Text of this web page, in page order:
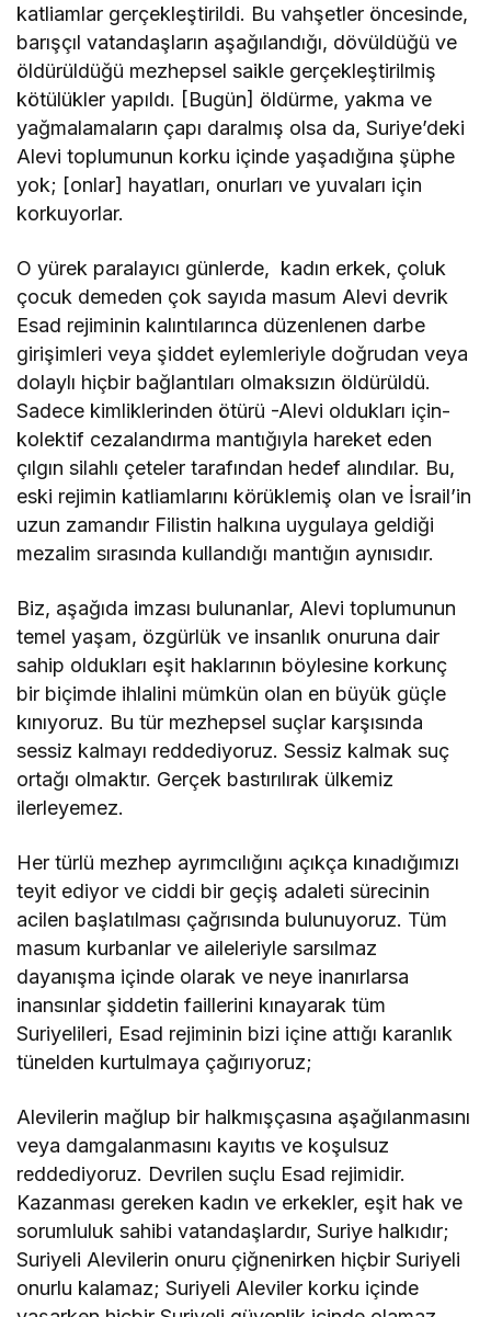
katliamlar gerçekleştirildi. Bu vahşetler öncesinde,
barışçıl vatandaşların aşağılandığı, dövüldüğü ve
öldürüldüğü mezhepsel saikle gerçekleştirilmiş
kötülükler yapıldı. [Bugün] öldürme, yakma ve
yağmalamaların çapı daralmış olsa da, Suriye’deki
Alevi toplumunun korku içinde yaşadığına şüphe
yok; [onlar] hayatları, onurları ve yuvaları için
korkuyorlar.
O yürek paralayıcı günlerde, kadın erkek, çoluk
çocuk demeden çok sayıda masum Alevi devrik
Esad rejiminin kalıntılarınca düzenlenen darbe
girişimleri veya şiddet eylemleriyle doğrudan veya
dolaylı hiçbir bağlantıları olmaksızın öldürüldü.
Sadece kimliklerinden ötürü -Alevi oldukları için-
kolektif cezalandırma mantığıyla hareket eden
çılgın silahlı çeteler tarafından hedef alındılar. Bu,
eski rejimin katliamlarını körüklemiş olan ve İsrail’in
uzun zamandır Filistin halkına uygulaya geldiği
mezalim sırasında kullandığı mantığın aynısıdır.
Biz, aşağıda imzası bulunanlar, Alevi toplumunun
temel yaşam, özgürlük ve insanlık onuruna dair
sahip oldukları eşit haklarının böylesine korkunç
bir biçimde ihlalini mümkün olan en büyük güçle
kınıyoruz. Bu tür mezhepsel suçlar karşısında
sessiz kalmayı reddediyoruz. Sessiz kalmak suç
ortağı olmaktır. Gerçek bastırılırak ülkemiz
ilerleyemez.
Her türlü mezhep ayrımcılığını açıkça kınadığımızı
teyit ediyor ve ciddi bir geçiş adaleti sürecinin
acilen başlatılması çağrısında bulunuyoruz. Tüm
masum kurbanlar ve aileleriyle sarsılmaz
dayanışma içinde olarak ve neye inanırlarsa
inansınlar şiddetin faillerini kınayarak tüm
Suriyelileri, Esad rejiminin bizi içine attığı karanlık
tünelden kurtulmaya çağırıyoruz;
Alevilerin mağlup bir halkmışçasına aşağılanmasını
veya damgalanmasını kayıtıs ve koşulsuz
reddediyoruz. Devrilen suçlu Esad rejimidir.
Kazanması gereken kadın ve erkekler, eşit hak ve
sorumluluk sahibi vatandaşlardır, Suriye halkıdır;
Suriyeli Alevilerin onuru çiğnenirken hiçbir Suriyeli
onurlu kalamaz; Suriyeli Aleviler korku içinde